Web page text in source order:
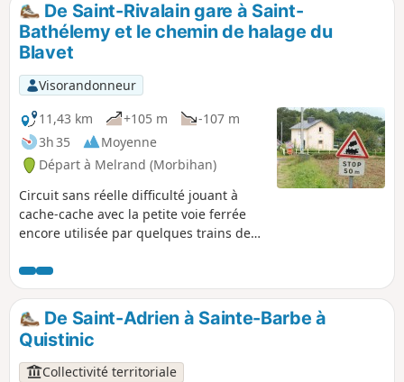
De Saint-Rivalain gare à Saint-
Bathélemy et le chemin de halage du
Blavet
Visorandonneur
11,43 km
+105 m
-107 m
3h 35
Moyenne
Départ à Melrand (Morbihan)
Circuit sans réelle difficulté jouant à
cache-cache avec la petite voie ferrée
encore utilisée par quelques trains de
matières premières végétales entre
Auray et Pontivy. Retour tranquille par le
chemin de halage. Attention : la
randonnée se déroule sur la commune
de Saint-Barthélémy et non sur Melrand
comme indiqué par le logiciel.
De Saint-Adrien à Sainte-Barbe à
Quistinic
Collectivité territoriale